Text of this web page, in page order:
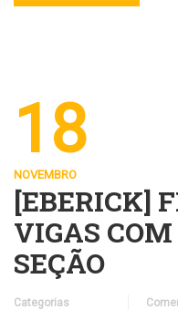
18
NOVEMBRO
[EBERICK]
VIGAS
SEÇÃO
Categorias